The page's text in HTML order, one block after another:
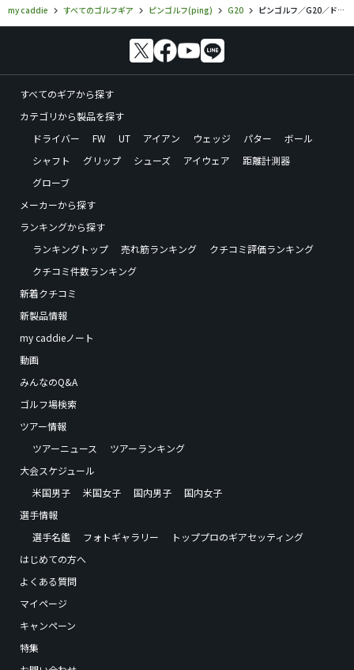
my caddie
すべてのゴルフギア ピンゴルフ(ping) G20 ピンゴルフ／G20／ドライバーの口コミ評価
すべてのギアから探す
カテゴリから製品を探す
ドライバー
FW UT アイアン ウェッジ パター
ボール
シャフト
グリップ シューズ アイウェア
距離計測器
グローブ
メーカーから探す
ランキングから探す
ランキングトップ
売れ筋ランキング
クチコミ評価ランキング
クチコミ件数ランキング
新着クチコミ
新製品情報
my caddieノート
動画
みんなのQ&A
ゴルフ場検索
ツアー情報
ツアーニュース
ツアーランキング
大会スケジュール
米国男子
米国女子 国内男子
国内女子
選手情報
選手名鑑
フォトギャラリー
トッププロのギアセッティング
はじめての方へ
よくある質問
マイページ
キャンペーン
特集